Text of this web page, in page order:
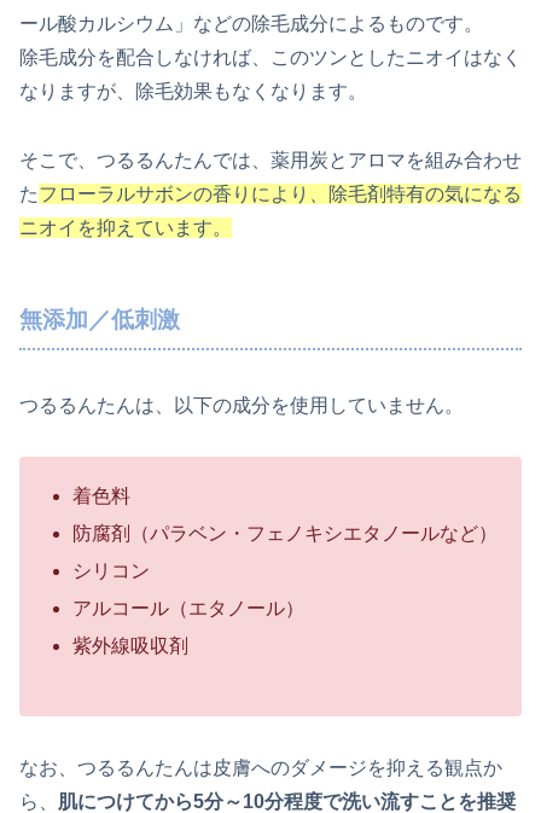
ール酸カルシウム」などの除毛成分によるものです。
除毛成分を配合しなければ、このツンとしたニオイはなく
なりますが、除毛効果もなくなります。
そこで、つるるんたんでは、薬用炭とアロマを組み合わせ
たフローラルサボンの香りにより、除毛剤特有の気になる
ニオイを抑えています。
無添加／低刺激
つるるんたんは、以下の成分を使用していません。
着色料
防腐剤（パラベン・フェノキシエタノールなど）
シリコン
アルコール（エタノール）
紫外線吸収剤
なお、つるるんたんは皮膚へのダメージを抑える観点か
ら、 肌につけてから5分～10分程度で洗い流すことを推奨